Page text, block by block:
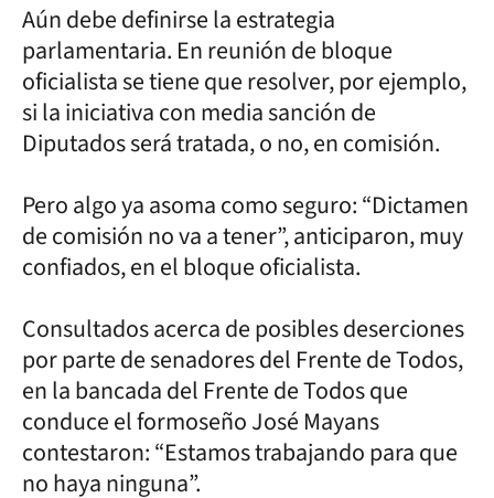
Aún debe definirse la estrategia
parlamentaria. En reunión de bloque
oficialista se tiene que resolver, por ejemplo,
si la iniciativa con media sanción de
Diputados será tratada, o no, en comisión.
Pero algo ya asoma como seguro: “Dictamen
de comisión no va a tener”, anticiparon, muy
confiados, en el bloque oficialista.
Consultados acerca de posibles deserciones
por parte de senadores del Frente de Todos,
en la bancada del Frente de Todos que
conduce el formoseño José Mayans
contestaron: “Estamos trabajando para que
no haya ninguna”.